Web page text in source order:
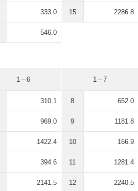
333.0
546.0
15 2286.8
1－6
310.1
969.0
1422.4
394.6
2141.5
1－7
8 652.0
9 1181.8
10 166.9
11 1281.4
12 2240.5